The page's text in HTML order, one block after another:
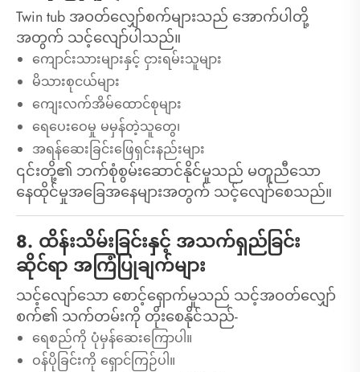
Twin tub အဝတ်လျှော်စက်များသည် အောက်ပါတို့
အတွက် သင့်လျော်ပါသည်။
ကျောင်းသားများနှင့် ငှားရမ်းသူများ
မိသားစုငယ်များ
ကျေးလက်အိမ်ထောင်စုများ
ရေပေးဝေမှု မမှန်တဲ့သူတွေ၊
အရန်ဆေးခြင်းဖြေရှင်းနည်းများ
၎င်းတို့၏ ဘက်စုံစွမ်းဆောင်နိုင်မှုသည် မတူညီသော
နေထိုင်မှုအခြေအနေများအတွက် သင့်လျော်စေသည်။
8. ထိန်းသိမ်းခြင်းနှင့် အသက်ရှည်ခြင်း
ဆိုင်ရာ အကြံပြုချက်များ
သင့်လျော်သော စောင့်ရှောက်မှုသည် သင့်အဝတ်လျှော်
စက်၏ သက်တမ်းကို တိုးစေနိုင်သည်-
ရေစည်ကို ပုံမှန်ဆေးကြောပါ။
ဝန်ပိုခြင်းကို ရှောင်ကြဉ်ပါ။